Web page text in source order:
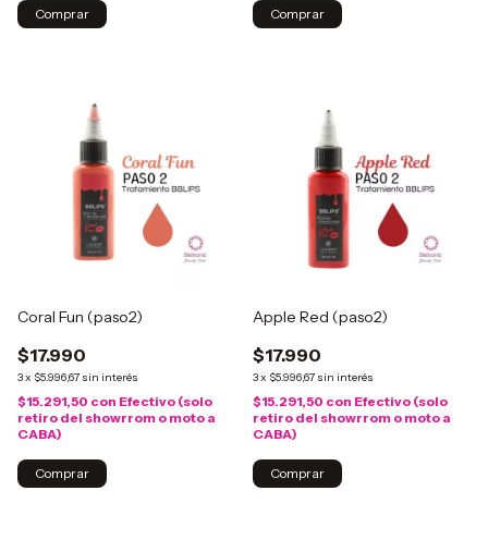
Coral Fun (paso2)
$17.990
3x $5.996,67 sin interés
$15.291,50 con Efectivo (solo
retiro del showrrom o moto a
CABA)
Apple Red (paso2)
$17.990
3x $5.996,67 sin interés
$15.291,50 con Efectivo (solo
retiro del showrrom o moto a
CABA)